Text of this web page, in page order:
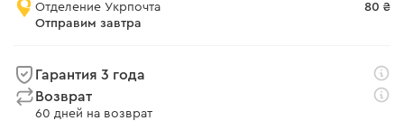
Отделение Укрпочта
Отправим завтра
80 ₴
Гарантия 3 года
Возврат
60 дней на возврат